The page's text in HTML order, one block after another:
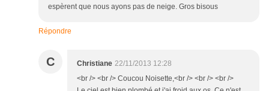
espèrent que nous ayons pas de neige. Gros bisous
Répondre
C Christiane 22/11/2013 12:28
<br /> <br /> Coucou Noisette,<br /> <br /> <br />